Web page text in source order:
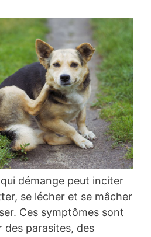
démange peut inciter
se lécher et se mâcher
Ces symptômes sont
des parasites, des